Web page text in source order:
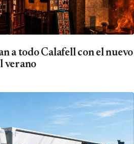
a todo Calafell con el nuevo
verano